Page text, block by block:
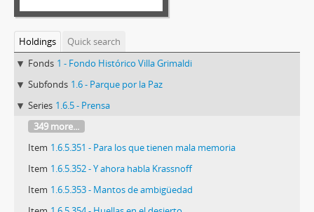
Holdings
Quick search
Fonds 1 - Fondo Histórico Villa Grimaldi
Subfonds 1.6 - Parque por la Paz
Series 1.6.5 - Prensa
349 more...
Item 1.6.5.351 - Para los que tienen mala memoria
Item 1.6.5.352 - Y ahora habla Krassnoff
Item 1.6.5.353 - Mantos de ambigüedad